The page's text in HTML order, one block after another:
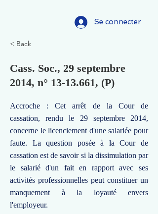
Se connecter
< Back
Cass. Soc., 29 septembre
2014, n° 13-13.661, (P)
Accroche : Cet arrêt de la Cour de
cassation, rendu le 29 septembre 2014,
concerne le licenciement d'une salariée pour
faute. La question posée à la Cour de
cassation est de savoir si la dissimulation par
le salarié d'un fait en rapport avec ses
activités professionnelles peut constituer un
manquement à la loyauté envers
l'employeur.